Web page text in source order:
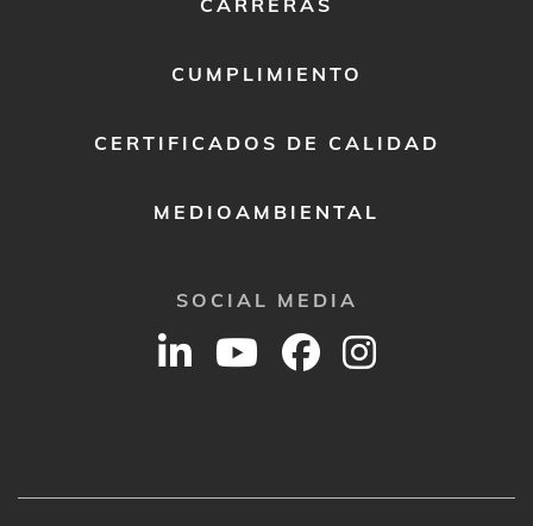
CARRERAS
CUMPLIMIENTO
CERTIFICADOS DE CALIDAD
MEDIOAMBIENTAL
SOCIAL MEDIA